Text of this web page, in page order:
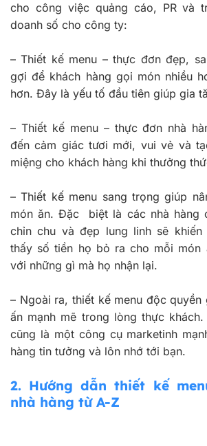
cho công việc quảng cáo, PR và
doanh số cho công ty:
– Thiết kế menu – thực đơn đẹp,
gợi để khách hàng gọi món nhiều
hơn. Đây là yếu tố đầu tiên giúp gia
– Thiết kế menu – thực đơn nhà
đến cảm giác tươi mới, vui vẻ và
miệng cho khách hàng khi thưởng
– Thiết kế menu sang trọng giúp
món ăn. Đặc biệt là các nhà hàng
chỉn chu và đẹp lung linh sẽ khiến
thấy số tiền họ bỏ ra cho mỗi món
với những gì mà họ nhận lại.
– Ngoài ra, thiết kế menu độc
ấn mạnh mẽ trong lòng thực
cũng là một công cụ marketinh
hàng tin tưởng và lôn nhớ tới bạn.
2. Hướng dẫn thiết kế
nhà hàng từ A-Z